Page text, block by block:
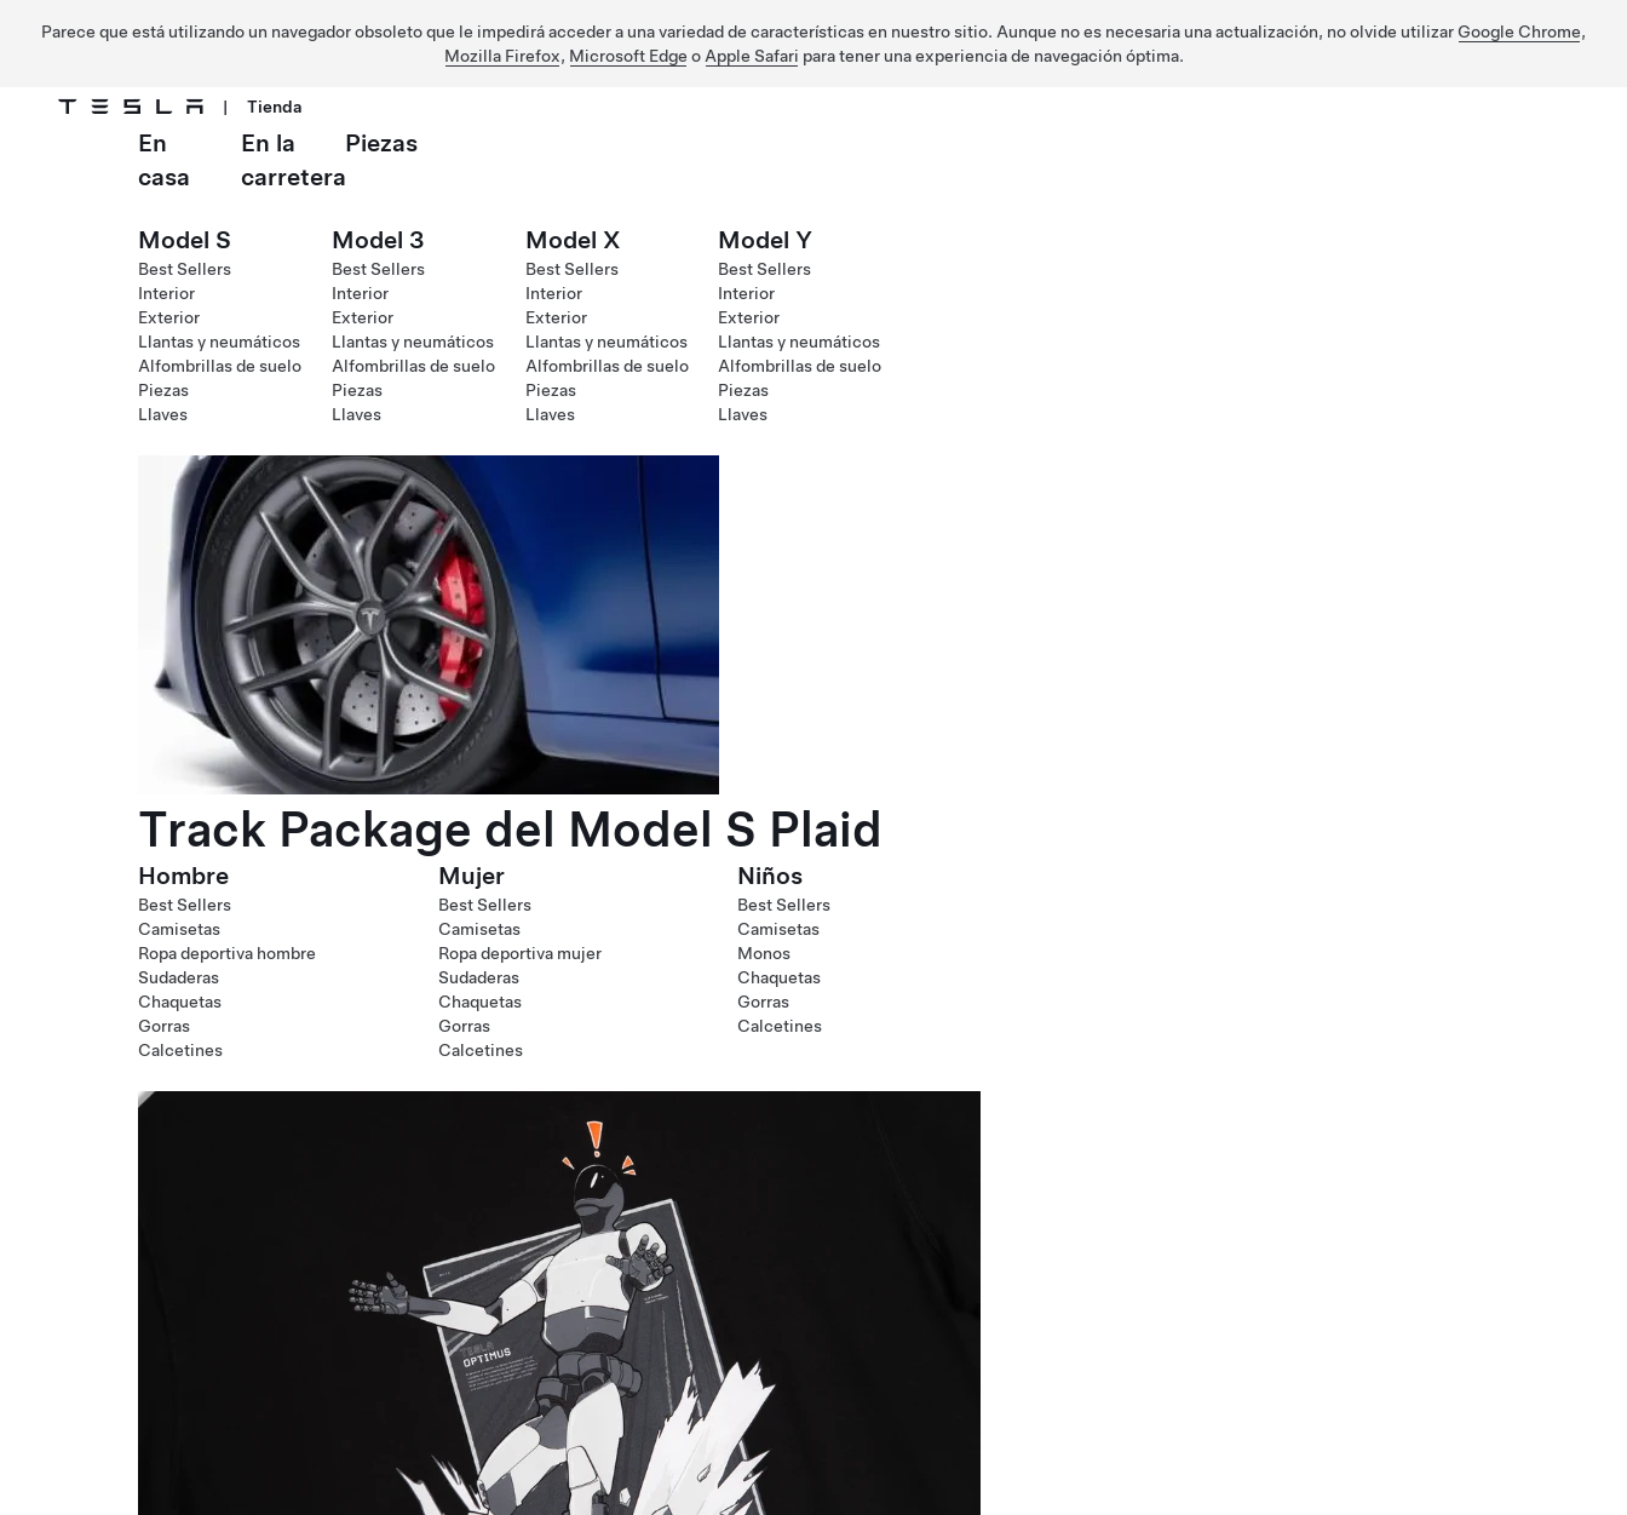
Parece que está utilizando un navegador obsoleto que le impedirá acceder a una variedad de características en nuestro sitio. Aunque no es necesaria una actualización, no olvide utilizar Google Chrome,
Mozilla Firefox, Microsoft Edge o Apple Safari para tener una experiencia de navegación óptima.
Ir al contenido principal
| Tienda
En
casa
En la
carretera
Piezas
Model S
Best Sellers
Interior
Exterior
Llantas y neumáticos
Alfombrillas de suelo
Piezas
Llaves
Model 3
Best Sellers
Interior
Exterior
Llantas y neumáticos
Alfombrillas de suelo
Piezas
Llaves
Model X
Best Sellers
Interior
Exterior
Llantas y neumáticos
Alfombrillas de suelo
Piezas
Llaves
Model Y
Best Sellers
Interior
Exterior
Llantas y neumáticos
Alfombrillas de suelo
Piezas
Llaves
Track Package del Model S Plaid
Hombre
Best Sellers
Camisetas
Ropa deportiva hombre
Sudaderas
Chaquetas
Gorras
Calcetines
Mujer
Best Sellers
Camisetas
Ropa deportiva mujer
Sudaderas
Chaquetas
Gorras
Calcetines
Niños
Best Sellers
Camisetas
Monos
Chaquetas
Gorras
Calcetines